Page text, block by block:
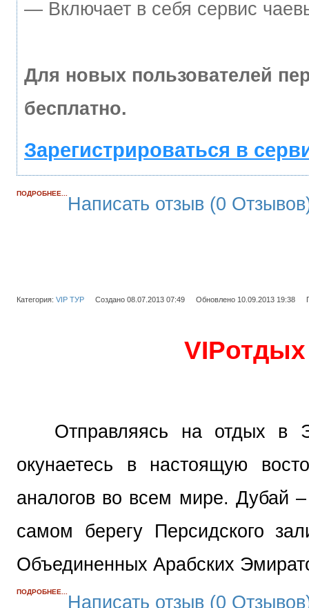
— Включает в себя сервис
Для новых пользователей
бесплатно.
Зарегистрироваться в
ПОДРОБНЕЕ...
Написать отзыв (0
Категория: VIP ТУР Создано 08.07.2013 07:49 Обновлено 10.09.2013 19:38
VIP
Отправляясь на отдых в
окунаетесь в настоящую
аналогов во всем мире. Дубай
самом берегу Персидского
Объединенных Арабских
ПОДРОБНЕЕ...
Написать отзыв (0